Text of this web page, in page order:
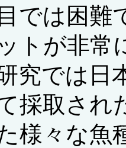
では困難
トが非常
究では日
採取され
様々な魚